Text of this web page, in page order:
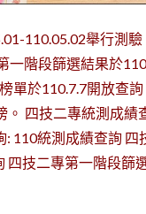
110.05.02舉行測
一階段篩選結果於
單於110.7.7開放查
。 四技二專統測成績
110統測成績查詢 四
四技二專第一階段篩